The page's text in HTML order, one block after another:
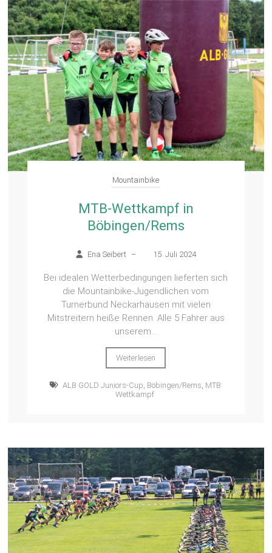
Mountainbike
MTB-Wettkampf in
Böbingen/Rems
Ena Seibert – 15. Juli 2024
Bei idealen Wetterbedingungen lieferten sich
die Mountainbike-Jugendlichen vom
Turnerbund Neckarhausen mit vielen
Mitstreitern heiße Rennen. Alle 5 Fahrer aus
unserem...
Weiterlesen
ALB GOLD Juniors-Cup Böbingen/Rems MTB
Wettkampf